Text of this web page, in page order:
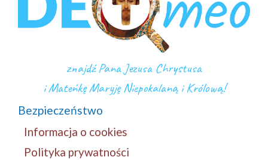
znajdź Pana Jezusa Chrystusa
i Mateńkę Maryję Niepokalaną i Królową!
Bezpieczeństwo
Informacja o cookies
Polityka prywatności